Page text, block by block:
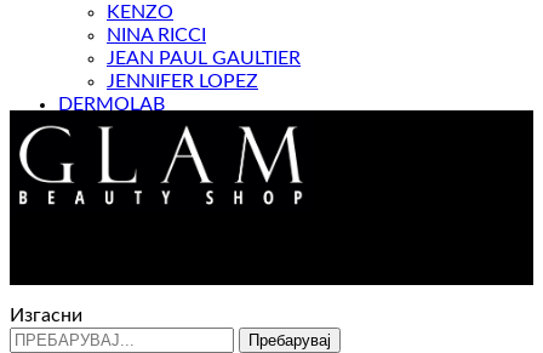
KENZO
NINA RICCI
JEAN PAUL GAULTIER
JENNIFER LOPEZ
DERMOLAB
МАГАЗИН
Изгасни
Пребарувај